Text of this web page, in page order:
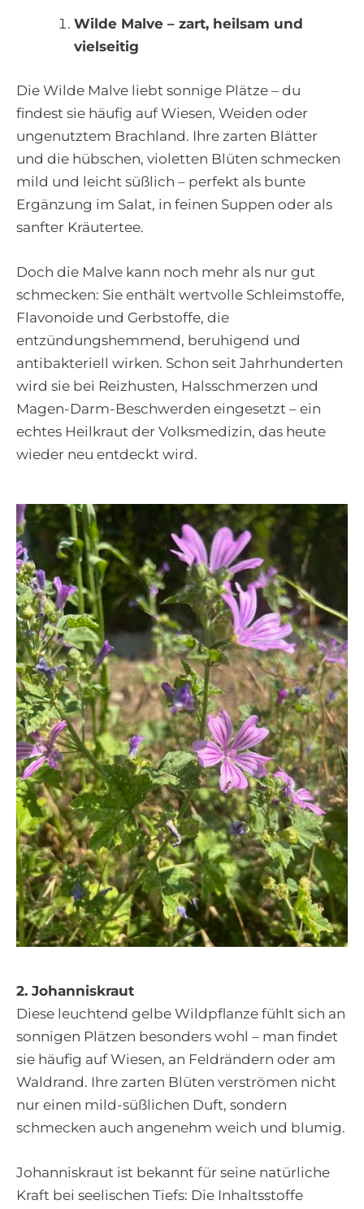
Wilde Malve – zart, heilsam und
vielseitig
Die Wilde Malve liebt sonnige Plätze – du
findest sie häufig auf Wiesen, Weiden oder
ungenutztem Brachland. Ihre zarten Blätter
und die hübschen, violetten Blüten schmecken
mild und leicht süßlich – perfekt als bunte
Ergänzung im Salat, in feinen Suppen oder als
sanfter Kräutertee.
Doch die Malve kann noch mehr als nur gut
schmecken: Sie enthält wertvolle Schleimstoffe,
Flavonoide und Gerbstoffe, die
entzündungshemmend, beruhigend und
antibakteriell wirken. Schon seit Jahrhunderten
wird sie bei Reizhusten, Halsschmerzen und
Magen-Darm-Beschwerden eingesetzt – ein
echtes Heilkraut der Volksmedizin, das heute
wieder neu entdeckt wird.
2. Johanniskraut
Diese leuchtend gelbe Wildpflanze fühlt sich an
sonnigen Plätzen besonders wohl – man findet
sie häufig auf Wiesen, an Feldrändern oder am
Waldrand. Ihre zarten Blüten verströmen nicht
nur einen mild-süßlichen Duft, sondern
schmecken auch angenehm weich und blumig.
Johanniskraut ist bekannt für seine natürliche
Kraft bei seelischen Tiefs: Die Inhaltsstoffe